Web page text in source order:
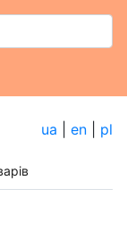
ua en pl